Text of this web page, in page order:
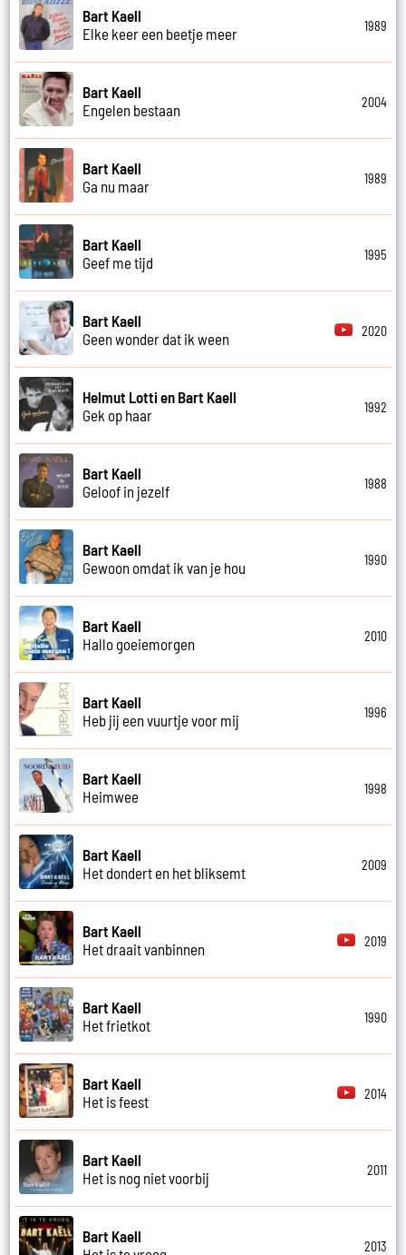
Bart Kaell
Elke keer een beetje meer
1989
Bart Kaell
Engelen bestaan
2004
Bart Kaell
Ga nu maar
1989
Bart Kaell
Geef me tijd
1995
Bart Kaell
Geen wonder dat ik ween
2020
Helmut Lotti en Bart Kaell
Gek op haar
1992
Bart Kaell
Geloof in jezelf
1988
Bart Kaell
Gewoon omdat ik van je hou
1990
Bart Kaell
Hallo goeiemorgen
2010
Bart Kaell
Heb jij een vuurtje voor mij
1996
Bart Kaell
Heimwee
1998
Bart Kaell
Het dondert en het bliksemt
2009
Bart Kaell
Het draait vanbinnen
2019
Bart Kaell
Het frietkot
1990
Bart Kaell
Het is feest
2014
Bart Kaell
Het is nog niet voorbij
2011
Bart Kaell
2013